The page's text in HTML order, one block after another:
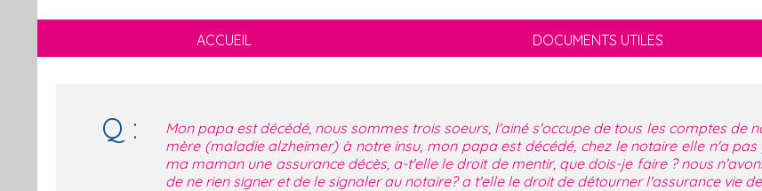
ACCUEIL DOCUMENTS UTILES
Q :
Mon papa est décédé, nous sommes trois soeurs, l'ainé s'occupe de tous les comptes de
mère (maladie alzheimer) à notre insu, mon papa est décédé, chez le notaire elle n'a
ma maman une assurance décès, a-t'elle le droit de mentir, que dois-je faire ? nous
de ne rien signer et de le signaler au notaire? a t'elle le droit de détourner l'assurance vie